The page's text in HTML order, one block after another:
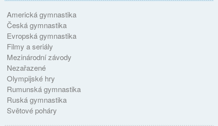
Americká gymnastika
Česká gymnastika
Evropská gymnastika
Filmy a seriály
Mezinárodní závody
Nezařazené
Olympijské hry
Rumunská gymnastika
Ruská gymnastika
Světové poháry